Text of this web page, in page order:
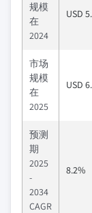
规模
在
2024
USD
市场
规模
在
2025
USD
预测
期
2025
-
2034
CAGR
8.2%